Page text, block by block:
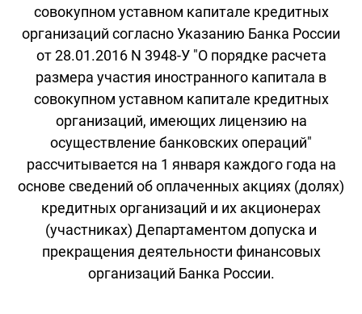
совокупном уставном капитале кредитных
организаций согласно Указанию Банка России
от 28.01.2016 N 3948-У "О порядке расчета
размера участия иностранного капитала в
совокупном уставном капитале кредитных
организаций, имеющих лицензию на
осуществление банковских операций"
рассчитывается на 1 января каждого года на
основе сведений об оплаченных акциях (долях)
кредитных организаций и их акционерах
(участниках) Департаментом допуска и
прекращения деятельности финансовых
организаций Банка России.